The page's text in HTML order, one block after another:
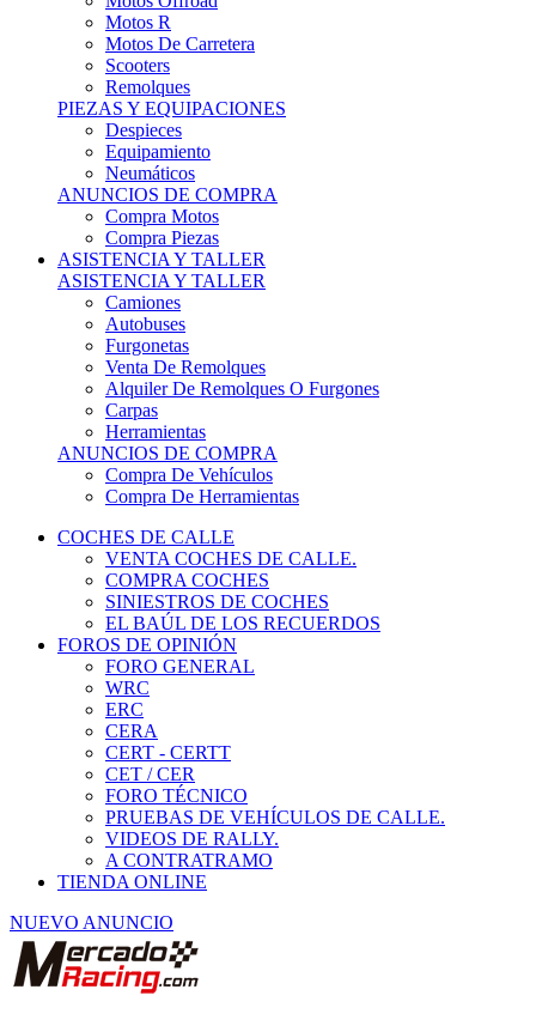
Motos R
Motos De Carretera
Scooters
Remolques
PIEZAS Y EQUIPACIONES
Despieces
Equipamiento
Neumáticos
ANUNCIOS DE COMPRA
Compra Motos
Compra Piezas
ASISTENCIA Y TALLER
ASISTENCIA Y TALLER
Camiones
Autobuses
Furgonetas
Venta De Remolques
Alquiler De Remolques O Furgones
Carpas
Herramientas
ANUNCIOS DE COMPRA
Compra De Vehículos
Compra De Herramientas
COCHES DE CALLE
VENTA COCHES DE CALLE.
COMPRA COCHES
SINIESTROS DE COCHES
EL BAÚL DE LOS RECUERDOS
FOROS DE OPINIÓN
FORO GENERAL
WRC
ERC
CERA
CERT - CERTT
CET / CER
FORO TÉCNICO
PRUEBAS DE VEHÍCULOS DE CALLE.
VIDEOS DE RALLY.
A CONTRATRAMO
TIENDA ONLINE
NUEVO ANUNCIO